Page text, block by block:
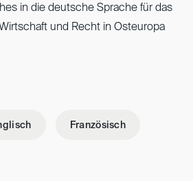
in die deutsche Sprache für das
und Recht in Osteuropa
Französisch